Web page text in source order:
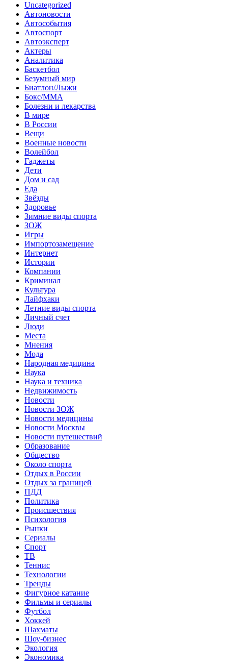
Uncategorized
Автоновости
Автособытия
Автоспорт
Автоэксперт
Актеры
Аналитика
Баскетбол
Безумный мир
Биатлон/Лыжи
Бокс/MMA
Болезни и лекарства
В мире
В России
Вещи
Военные новости
Волейбол
Гаджеты
Дети
Дом и сад
Еда
Звёзды
Здоровье
Зимние виды спорта
ЗОЖ
Игры
Импортозамещение
Интернет
Истории
Компании
Криминал
Культура
Лайфхаки
Летние виды спорта
Личный счет
Люди
Места
Мнения
Мода
Народная медицина
Наука
Наука и техника
Недвижимость
Новости
Новости ЗОЖ
Новости медицины
Новости Москвы
Новости путешествий
Образование
Общество
Около спорта
Отдых в России
Отдых за границей
ПДД
Политика
Происшествия
Психология
Рынки
Сериалы
Спорт
ТВ
Теннис
Технологии
Тренды
Фигурное катание
Фильмы и сериалы
Футбол
Хоккей
Шахматы
Шоу-бизнес
Экология
Экономика